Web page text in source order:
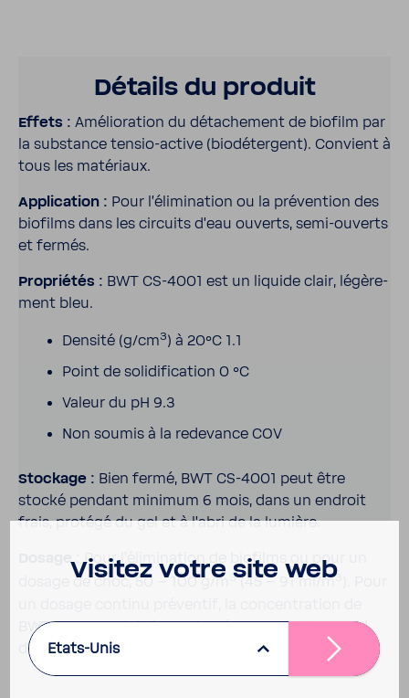
Détails du produit
Effets : Amélio­ra­tion du déta­che­ment de biofilm par
la substance tensio-​active (biodé­ter­gent). Convient à
tous les maté­riaux.
Appli­ca­tion : Pour l'éli­mi­na­tion ou la préven­tion des
biofilms dans les circuits d'eau ouverts, semi-​ouverts
et fermés.
Propriétés : BWT CS-​4001 est un liquide clair, légè­re­
ment bleu.
Densité (g/cm3) à 20°C 1.1
Point de soli­di­fi­ca­tion 0 °C
Valeur du pH 9.3
Non soumis à la rede­vance COV
Stockage : Bien fermé, BWT CS-​4001 peut être
stocké pendant minimum 6 mois, dans un endroit
frais, protégé du gel et à l'abri de la lumière.
Dosage : Pour l'éli­mi­na­tion de biofilms ou pour un
dosage de choc, 50 – 100 g/m
3(45 – 91 ml/m3
BWT CS-​4001 doit être adapté entre 10 et 20 mg/l
d'eau de circu­la­tion à traiter.
Visitez votre site web
Etats-Unis